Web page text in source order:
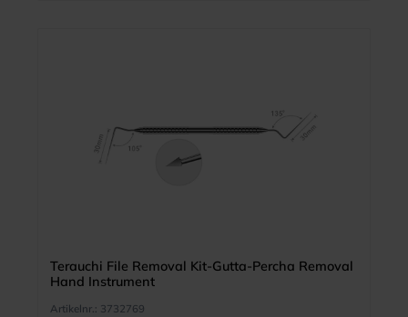
Terauchi File Removal Kit-Gutta-Percha Removal
Hand Instrument
Artikelnr.: 3732769